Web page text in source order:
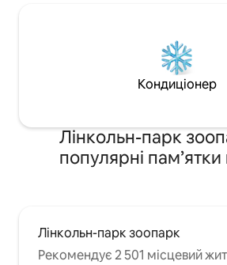
Кондиціонер
Лінкольн-парк
популярні
Лінкольн-парк зоопарк
Рекомендує 2 501 місцевий